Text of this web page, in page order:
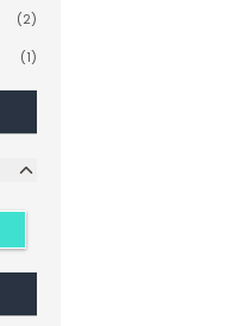
(2)
(1)